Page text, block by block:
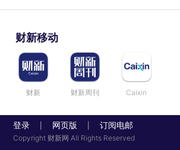
财新移动
财新 财新周刊 Caixin
登录 网页版 订阅电邮
Copyright 财新网 All Rights Reserved